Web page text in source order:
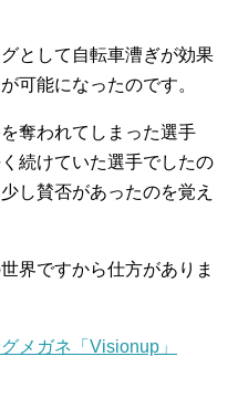
として自転車漕ぎが効果
可能になったのです。
奪われてしまった選手
続けていた選手でしたの
し賛否があったのを覚え
界ですから仕方がありま
メガネ「Visionup」